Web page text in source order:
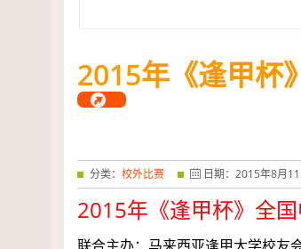
恭贺本校庄浩霖同学荣获第
——特优奖...阅读全文
2015年《逢甲杯
分类： 校外比赛 日期： 2015年8月11
2015年 《逢甲杯》 全
联合主办：马来西亚逢甲大学校友